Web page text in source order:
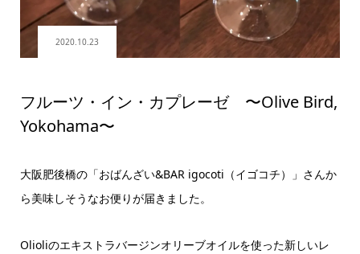
2020.10.23
フルーツ・イン・カプレーゼ 〜Olive Bird,
Yokohama〜
大阪肥後橋の「おばんざい&BAR igocoti（イゴコチ）」さんか
ら美味しそうなお便りが届きました。
Olioliのエキストラバージンオリーブオイルを使った新しいレ